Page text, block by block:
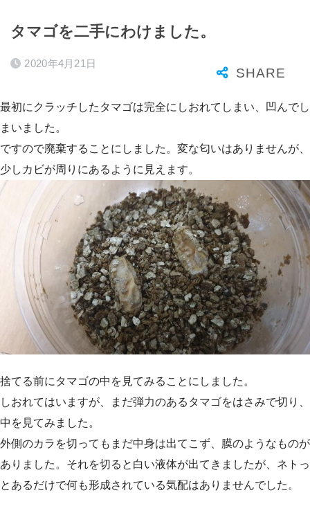
タマゴを二手にわけました。
2020年4月21日
最初にクラッチしたタマゴは完全にしおれてしまい、凹んでし
まいました。
ですので廃棄することにしました。変な匂いはありませんが、
少しカビが周りにあるように見えます。
捨てる前にタマゴの中を見てみることにしました。
しおれてはいますが、まだ弾力のあるタマゴをはさみで切り、
中を見てみました。
外側のカラを切ってもまだ中身は出てこず、膜のようなものが
ありました。それを切ると白い液体が出てきましたが、ネトっ
とあるだけで何も形成されている気配はありませんでした。